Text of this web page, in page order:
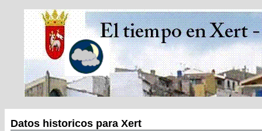
Datos historicos para Xert